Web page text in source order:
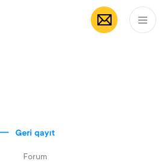
Geri qayıt
Forum